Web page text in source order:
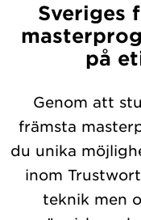
Sveriges
på
Genom att
främsta
du unika
inom
teknik men